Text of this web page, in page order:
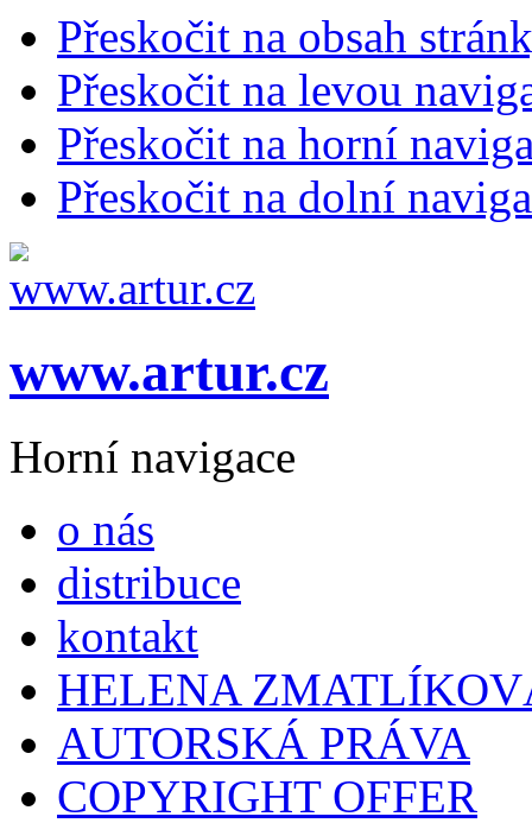
Přeskočit na obsah
Přeskočit na levou
Přeskočit na horní
Přeskočit na dolní
www.artur.cz
Horní navigace
o nás
distribuce
kontakt
HELENA
AUTORSKÁ PRÁVA
COPYRIGHT OFFER